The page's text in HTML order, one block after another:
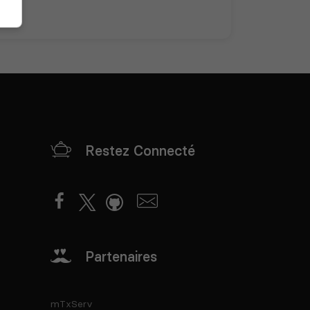
Restez Connecté
Partenaires
mTxServ